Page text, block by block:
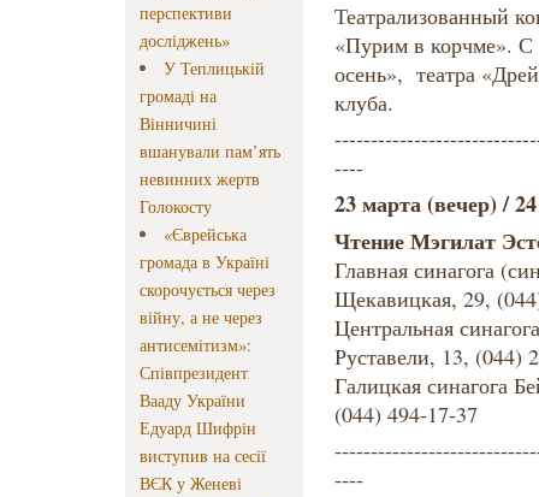
перспективи
досліджень»
У Теплицькій
громаді на
Вінничині
вшанували пам’ять
невинних жертв
Голокосту
«Єврейська
громада в Україні
скорочується через
війну, а не через
антисемітизм»:
Співпрезидент
Вааду України
Едуард Шифрін
виступив на сесії
ВЄК у Женеві
Театрализованный
«Пурим в корчме». С
осень», театра
клуба.
----
23 марта (вечер) /
Чтение Мэгилат
Главная синагога
Щекавицкая, 29,
Центральная
Руставели, 13, (044)
Галицкая синагога
(044) 494-17-37
----